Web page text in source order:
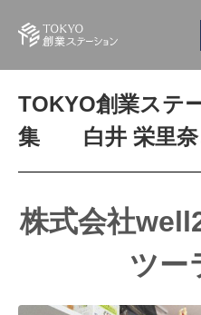
TOKYO創業ステ
集 白井 栄里奈
株式会社
ツー